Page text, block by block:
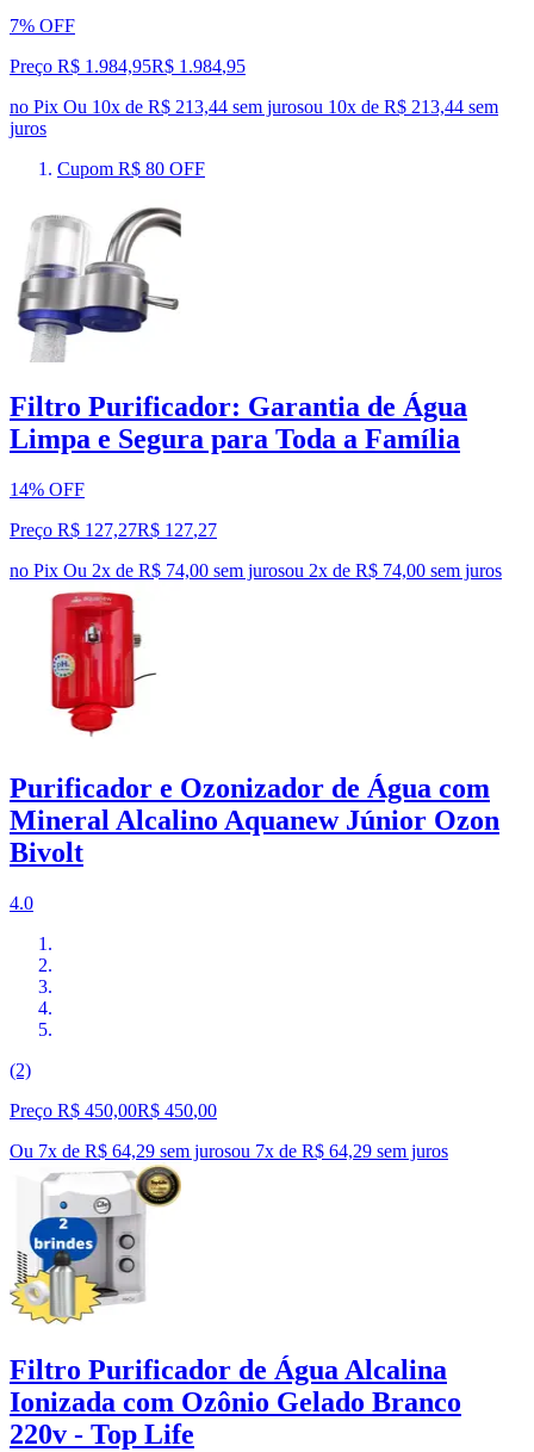
7% OFF
Preço R$ 1.984,95R$ 1.984,95
no Pix Ou 10x de R$ 213,44 sem jurosou 10x de R$ 213,44 sem
juros
Cupom R$ 80 OFF
Filtro Purificador: Garantia de Água
Limpa e Segura para Toda a Família
14% OFF
Preço R$ 127,27R$ 127,27
no Pix Ou 2x de R$ 74,00 sem jurosou 2x de R$ 74,00 sem juros
Purificador e Ozonizador de Água com
Mineral Alcalino Aquanew Júnior Ozon
Bivolt
4.0
(2)
Preço R$ 450,00R$ 450,00
Ou 7x de R$ 64,29 sem jurosou 7x de R$ 64,29 sem juros
Filtro Purificador de Água Alcalina
Ionizada com Ozônio Gelado Branco
220v - Top Life